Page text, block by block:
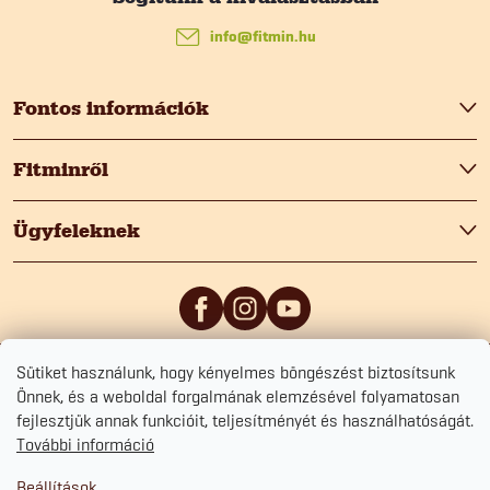
Sütiket használunk, hogy kényelmes böngészést biztosítsunk
Önnek, és a weboldal forgalmának elemzésével folyamatosan
fejlesztjük annak funkcióit, teljesítményét és használhatóságát.
További információ
b
é
c
Fontos információk
Fitminről
Ügyfeleknek
info@fitmin.hu
Copyright 2026